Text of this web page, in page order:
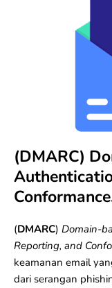
(DMARC)
(DMARC) Domain-
Reporting, and
keamanan email
dari serangan